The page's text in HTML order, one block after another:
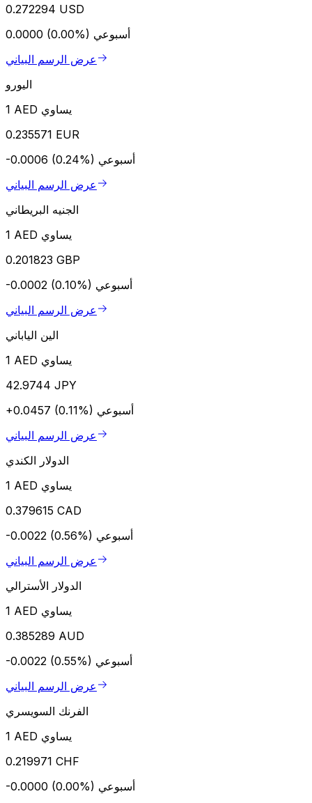
0.272294 USD
0.0000 (0.00%) أسبوعي
عرض الرسم البياني
اليورو
1 AED يساوي
0.235571 EUR
-0.0006 (0.24%) أسبوعي
عرض الرسم البياني
الجنيه البريطاني
1 AED يساوي
0.201823 GBP
-0.0002 (0.10%) أسبوعي
عرض الرسم البياني
الين الياباني
1 AED يساوي
42.9744 JPY
+0.0457 (0.11%) أسبوعي
عرض الرسم البياني
الدولار الكندي
1 AED يساوي
0.379615 CAD
-0.0022 (0.56%) أسبوعي
عرض الرسم البياني
الدولار الأسترالي
1 AED يساوي
0.385289 AUD
-0.0022 (0.55%) أسبوعي
عرض الرسم البياني
الفرنك السويسري
1 AED يساوي
0.219971 CHF
-0.0000 (0.00%) أسبوعي